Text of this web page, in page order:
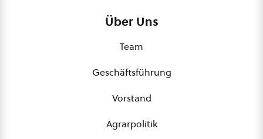
Über Uns
Team
Geschäftsführung
Vorstand
Agrarpolitik